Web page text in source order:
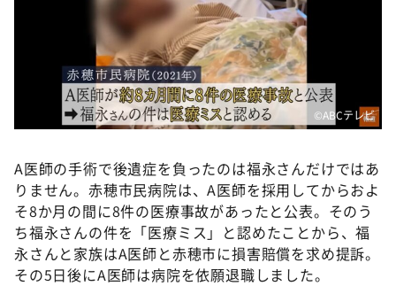
©ABCテレビ
A医師の手術で後遺症を負ったのは福永さんだけではあ
りません。赤穂市民病院は、A医師を採用してからおよ
そ8か月の間に8件の医療事故があったと公表。そのう
ち福永さんの件を「医療ミス」と認めたことから、福
永さんと家族はA医師と赤穂市に損害賠償を求め提訴。
その5日後にA医師は病院を依願退職しました。